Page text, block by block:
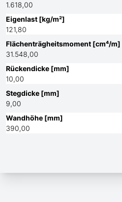
1.618,00
Eigenlast [kg/m²]
121,80
Flächenträgheitsmoment [cm⁴/m]
31.548,00
Rückendicke [mm]
10,00
Stegdicke [mm]
9,00
Wandhöhe [mm]
390,00